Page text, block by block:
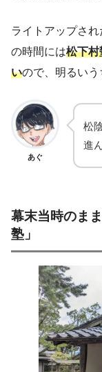
ライトアップさ
の時間には松下村
いので、明るいう
あぐ
松
進
幕末当時のま
塾」